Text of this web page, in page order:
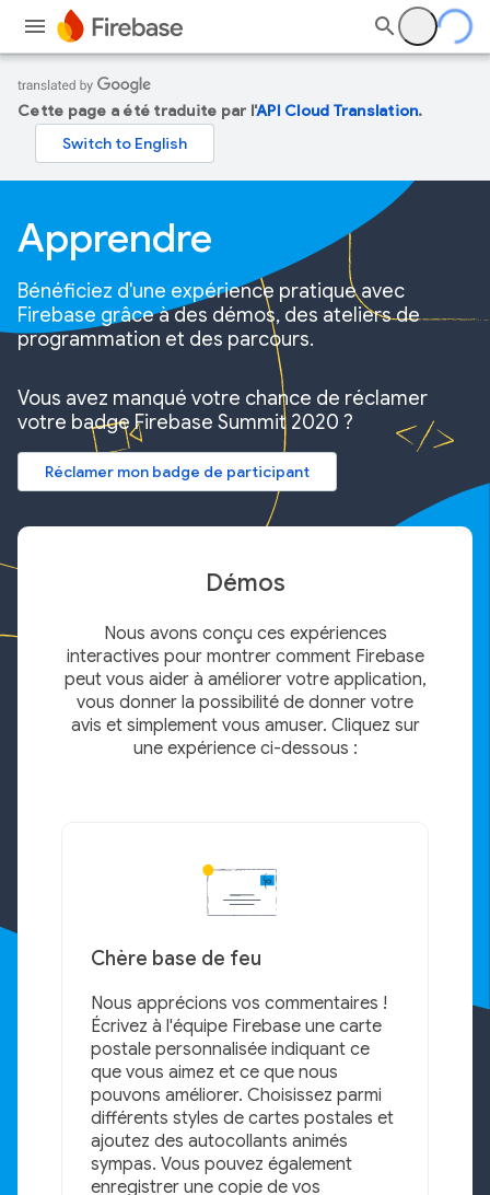
Cette page a été traduite par l'API Cloud Translation.
Apprendre
Bénéficiez d'une expérience pratique avec
Firebase grâce à des démos, des ateliers de
programmation et des parcours.
Vous avez manqué votre chance de réclamer
votre badge Firebase Summit 2020 ?
Réclamer mon badge de participant
Démos
Nous avons conçu ces expériences
interactives pour montrer comment Firebase
peut vous aider à améliorer votre application,
vous donner la possibilité de donner votre
avis et simplement vous amuser. Cliquez sur
une expérience ci-dessous :
Chère base de feu
Nous apprécions vos commentaires !
Écrivez à l'équipe Firebase une carte
postale personnalisée indiquant ce
que vous aimez et ce que nous
pouvons améliorer. Choisissez parmi
différents styles de cartes postales et
ajoutez des autocollants animés
sympas. Vous pouvez également
enregistrer une copie de vos